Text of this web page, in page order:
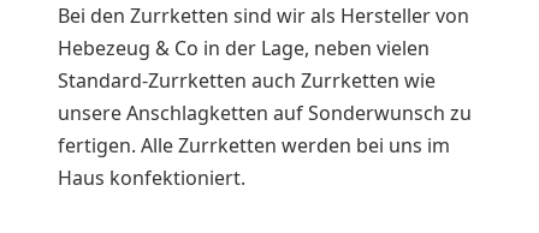
Bei den Zurrketten sind wir als Hersteller von
Hebezeug & Co in der Lage, neben vielen
Standard-Zurrketten auch Zurrketten wie
unsere Anschlagketten auf Sonderwunsch zu
fertigen. Alle Zurrketten werden bei uns im
Haus konfektioniert.